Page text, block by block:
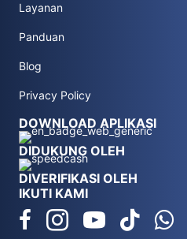
Layanan
Panduan
Blog
Privacy Policy
DOWNLOAD APLIKASI
DIDUKUNG OLEH
DIVERIFIKASI OLEH
IKUTI KAMI